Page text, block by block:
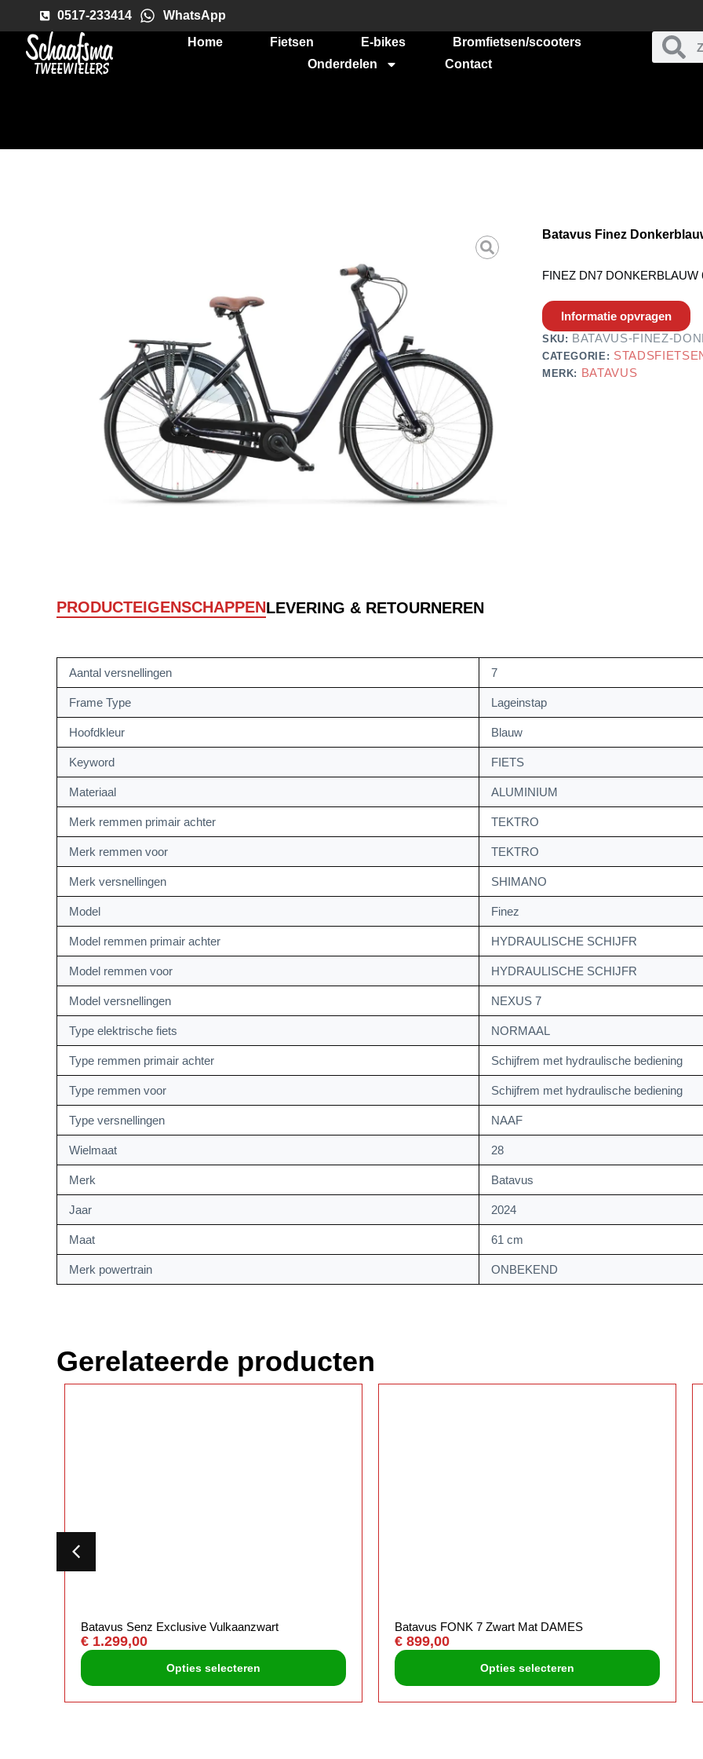
0517-233414
WhatsApp
Home
Fietsen E-bikes
Bromfietsen/scooters
Onderdelen
Contact
Batavus Finez
FINEZ DN7 DONKERBLAUW
Informatie opvragen
SKU: BATAVUS-FINEZ-
CATEGORIE:
MERK: BATAVUS
PRODUCTEIGENSCHAPPENLEVERING & RETOURNEREN
Aantal versnellingen 7
Frame Type Lageinstap
Hoofdkleur Blauw
Keyword FIETS
Materiaal ALUMINIUM
Merk remmen primair achter TEKTRO
Merk remmen voor TEKTRO
Merk versnellingen SHIMANO
Model Finez
Model remmen primair achter HYDRAULISCHE SCHIJFR
Model remmen voor HYDRAULISCHE SCHIJFR
Model versnellingen NEXUS 7
Type elektrische fiets NORMAAL
Type remmen primair achter Schijfrem met hydraulische bediening
Type remmen voor Schijfrem met hydraulische bediening
Type versnellingen NAAF
Wielmaat 28
Merk Batavus
Jaar 2024
Maat 61 cm
Merk powertrain ONBEKEND
Gerelateerde producten
Batavus Senz Exclusive Vulkaanzwart
€ 1.299,00
Opties selecteren
Batavus FONK 7 Zwart Mat DAMES
€ 899,00
Opties selecteren